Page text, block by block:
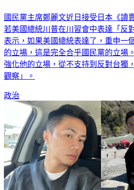
國民黨主席鄭麗文近日接受日本《讀
若美國總統川普在川習會中表達「反
表示，如果美國總統表達了，重申一
的立場，這是完全合乎國民黨的立場
強化他的立場，從不支持到反對台獨
觀察」。
政治